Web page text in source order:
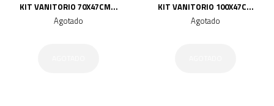
KIT VANITORIO 70X47CM...
Agotado
KIT VANITORIO 100X47C...
Agotado